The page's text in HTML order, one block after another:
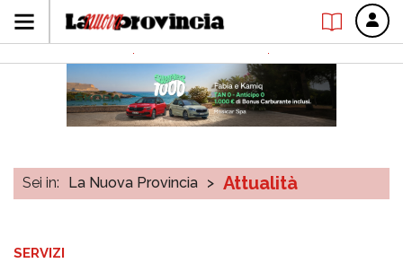
Sei in: La Nuova Provincia > Attualità
SERVIZI